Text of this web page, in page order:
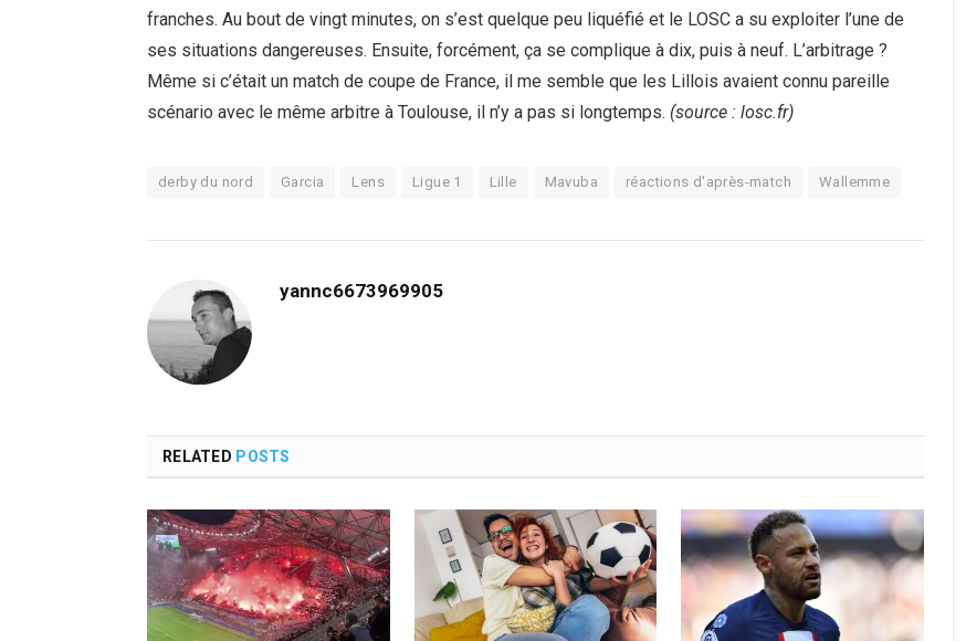
franches. Au bout de vingt minutes, on s’est quelque peu liquéfié et le LOSC a su exploiter l’une de
ses situations dangereuses. Ensuite, forcément, ça se complique à dix, puis à neuf. L’arbitrage ?
Même si c’était un match de coupe de France, il me semble que les Lillois avaient connu pareille
scénario avec le même arbitre à Toulouse, il n’y a pas si longtemps. (source : losc.fr)
derby du nord Garcia Lens Ligue 1 Lille Mavuba réactions d'après-match Wallemme
yannc6673969905
RELATED POSTS